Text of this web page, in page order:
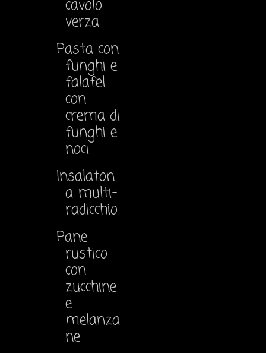
cavolo
verza
Pasta con
funghi e
falafel
con
crema di
funghi e
noci
Insalaton
a multi-
radicchio
Pane
rustico
con
zucchine
e
melanza
ne